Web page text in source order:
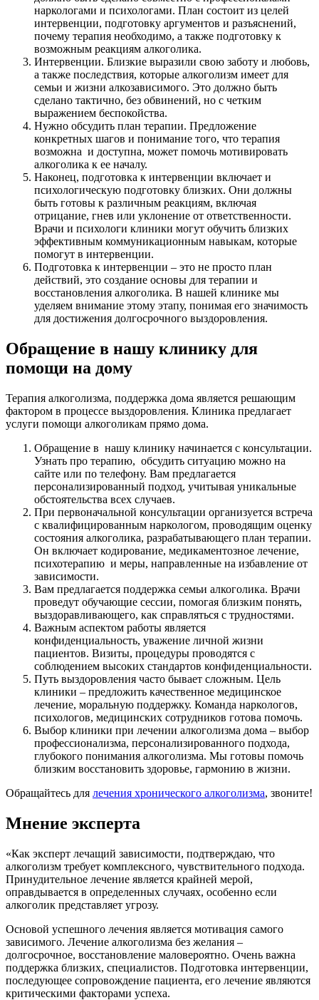
наркологами и психологами. План состоит из целей
интервенции, подготовку аргументов и разъяснений,
почему терапия необходимо, а также подготовку к
возможным реакциям алкоголика.
Интервенции. Близкие выразили свою заботу и любовь,
а также последствия, которые алкоголизм имеет для
семьи и жизни алкозависимого. Это должно быть
сделано тактично, без обвинений, но с четким
выражением беспокойства.
Нужно обсудить план терапии. Предложение
конкретных шагов и понимание того, что терапия
возможна и доступна, может помочь мотивировать
алкоголика к ее началу.
Наконец, подготовка к интервенции включает и
психологическую подготовку близких. Они должны
быть готовы к различным реакциям, включая
отрицание, гнев или уклонение от ответственности.
Врачи и психологи клиники могут обучить близких
эффективным коммуникационным навыкам, которые
помогут в интервенции.
Подготовка к интервенции – это не просто план
действий, это создание основы для терапии и
восстановления алкоголика. В нашей клинике мы
уделяем внимание этому этапу, понимая его значимость
для достижения долгосрочного выздоровления.
Обращение в нашу клинику для
помощи на дому
Терапия алкоголизма, поддержка дома является решающим
фактором в процессе выздоровления. Клиника предлагает
услуги помощи алкоголикам прямо дома.
Обращение в нашу клинику начинается с консультации.
Узнать про терапию, обсудить ситуацию можно на
сайте или по телефону. Вам предлагается
персонализированный подход, учитывая уникальные
обстоятельства всех случаев.
При первоначальной консультации организуется встреча
с квалифицированным наркологом, проводящим оценку
состояния алкоголика, разрабатывающего план терапии.
Он включает кодирование, медикаментозное лечение,
психотерапию и меры, направленные на избавление от
зависимости.
Вам предлагается поддержка семьи алкоголика. Врачи
проведут обучающие сессии, помогая близким понять,
выздоравливающего, как справляться с трудностями.
Важным аспектом работы является
конфиденциальность, уважение личной жизни
пациентов. Визиты, процедуры проводятся с
соблюдением высоких стандартов конфиденциальности.
Путь выздоровления часто бывает сложным. Цель
клиники – предложить качественное медицинское
лечение, моральную поддержку. Команда наркологов,
психологов, медицинских сотрудников готова помочь.
Выбор клиники при лечении алкоголизма дома – выбор
профессионализма, персонализированного подхода,
глубокого понимания алкоголизма. Мы готовы помочь
близким восстановить здоровье, гармонию в жизни.
Обращайтесь для лечения хронического алкоголизма, звоните!
Мнение эксперта
«Как эксперт лечащий зависимости, подтверждаю, что
алкоголизм требует комплексного, чувствительного подхода.
Принудительное лечение является крайней мерой,
оправдывается в определенных случаях, особенно если
алкоголик представляет угрозу.
Основой успешного лечения является мотивация самого
зависимого. Лечение алкоголизма без желания –
долгосрочное, восстановление маловероятно. Очень важна
поддержка близких, специалистов. Подготовка интервенции,
последующее сопровождение пациента, его лечение являются
критическими факторами успеха.